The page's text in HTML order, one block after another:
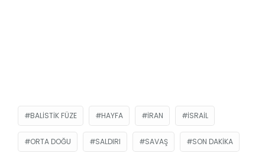
BALISTIK FÜZE HAYFA İRAN ISRAIL
ORTA DOĞU SALDIRI SAVAŞ SON DAKIKA